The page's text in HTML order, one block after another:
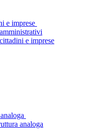
e imprese
e imprese
analoga